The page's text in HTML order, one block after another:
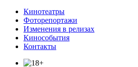
Кинотеатры
Фоторепортажи
Изменения в релизах
Кинособытия
Контакты